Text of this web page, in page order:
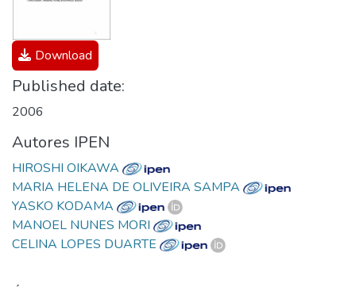
Download
Published date:
2006
Autores IPEN
HIROSHI OIKAWA
MARIA HELENA DE OLIVEIRA SAMPA
YASKO KODAMA
MANOEL NUNES MORI
CELINA LOPES DUARTE